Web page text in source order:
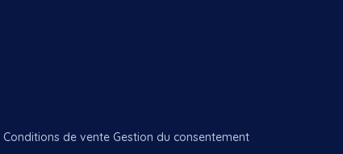
Conditions de vente Gestion du consentement